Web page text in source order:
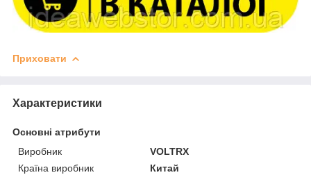
Приховати
Характеристики
Основні атрибути
Виробник
VOLTRX
Країна виробник
Китай